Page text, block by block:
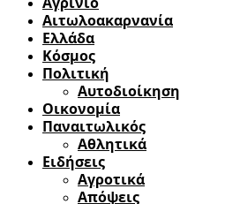
Αιτωλοακαρνανία
Ελλάδα
Κόσμος
Πολιτική
Αυτοδιοίκηση
Οικονομία
Παναιτωλικός
Αθλητικά
Ειδήσεις
Αγροτικά
Απόψεις